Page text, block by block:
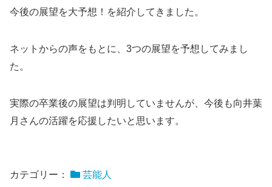
今後の展望を大予想！を紹介してきました。
ネットからの声をもとに、3つの展望を予想してみまし
た。
実際の卒業後の展望は判明していませんが、今後も向井葉
月さんの活躍を応援したいと思います。
カテゴリー： 芸能人